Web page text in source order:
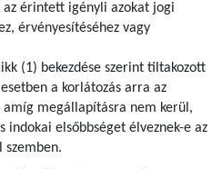
az érintett igényli azokat jogi
érvényesítéséhez vagy
(1) bekezdése szerint tiltakozott
a korlátozás arra az
megállapításra nem kerül,
indokai elsőbbséget élveznek-e az